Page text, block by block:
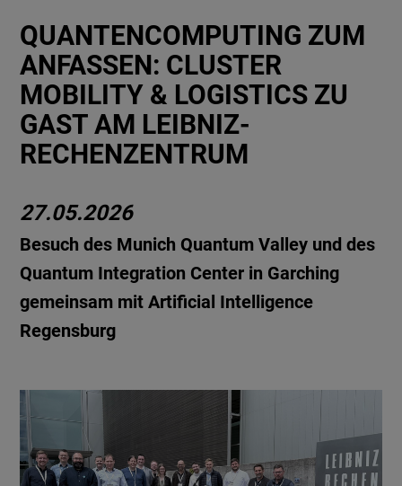
QUANTENCOMPUTING ZUM
ANFASSEN: CLUSTER
MOBILITY & LOGISTICS ZU
GAST AM LEIBNIZ-
RECHENZENTRUM
27.05.2026
Besuch des Munich Quantum Valley und des
Quantum Integration Center in Garching
gemeinsam mit Artificial Intelligence
Regensburg